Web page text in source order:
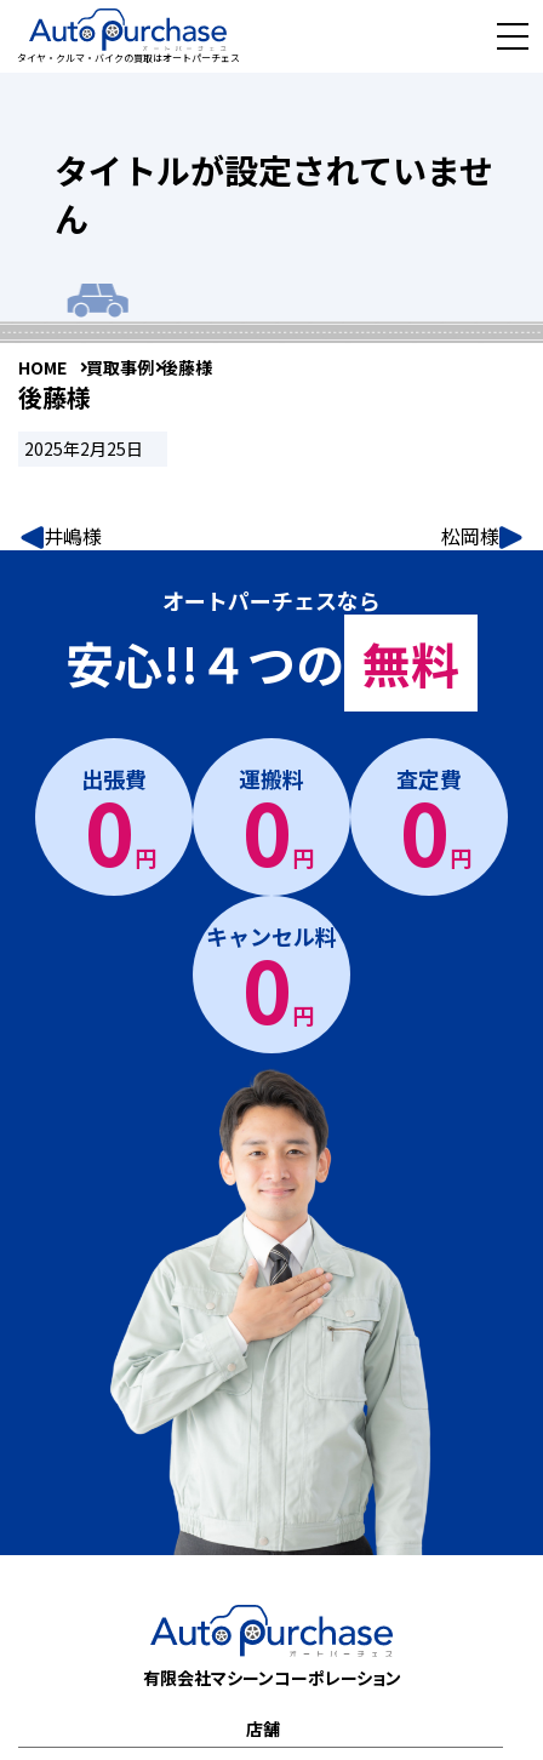
タイヤ・クルマ・バイクの買取はオートパーチェス
タイトルが設定されていませ
ん
HOME 買取事例 後藤様
後藤様
2025年2月25日
井嶋様 松岡様
オートパーチェスなら
安心!!４つの 無料
出張費
0円
運搬料
0円
査定費
0円
キャンセル料
0円
有限会社マシーンコーポレーション
店舗